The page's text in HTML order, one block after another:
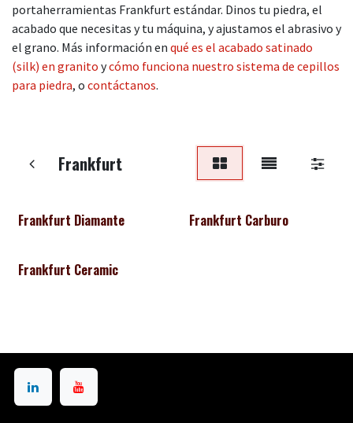
portaherramientas Frankfurt estándar. Dinos tu piedra, el
acabado que necesitas y tu máquina, y ajustamos el abrasivo y
el grano. Más información en qué es el acabado satinado
(silk) en granito ycómo funciona nuestro sistema de cepillos
para piedra, o contáctanos.
Frankfurt
Frankfurt Diamante Frankfurt Carburo
Frankfurt Ceramic